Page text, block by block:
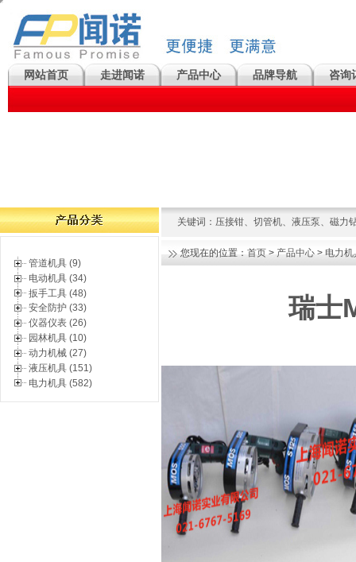
网站首页 走进闻诺 产品中心 品牌导航 咨询
管道机具 (9)
电动机具 (34)
扳手工具 (48)
安全防护 (33)
仪器仪表 (26)
园林机具 (10)
动力机械 (27)
液压机具 (151)
电力机具 (582)
关键词： 压接钳、 切管机、 液压泵、 磁力
您现在的位置： 首页 > 产品中心 > 电力机
瑞士